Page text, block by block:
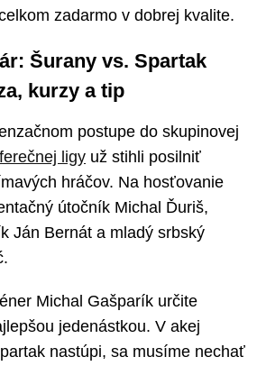
zadarmo v dobrej kvalite.
Šurany vs. Spartak
kurzy a tip
postupe do skupinovej
ligy už stihli posilniť
hráčov. Na hosťovanie
útočník Michal Ďuriš,
Ján Bernát a mladý srbský
Michal Gašparík určite
jedenástkou. V akej
nastúpi, sa musíme nechať